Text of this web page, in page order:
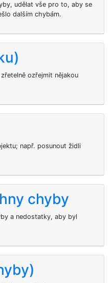
udělat vše pro to, aby se
dalším chybám.
ozřejmit nějakou
např. posunout židli
chyby
a nedostatky, aby byl